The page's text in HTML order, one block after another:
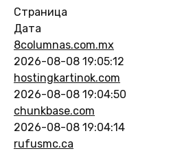
Страница
Дата
8columnas.com.mx
2026-08-08 19:05:12
hostingkartinok.com
2026-08-08 19:04:50
chunkbase.com
2026-08-08 19:04:14
rufusmc.ca